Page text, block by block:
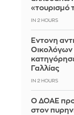
«τουρισμό
IN 2 HOURS
Έντονη
Οικολόγων
Γαλλίας
IN 2 HOURS
Ο ΔΟΑΕ
στον